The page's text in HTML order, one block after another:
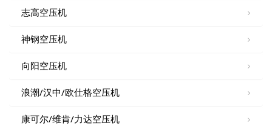
志高空压机
神钢空压机
向阳空压机
浪潮/汉中/欧仕格空压机
康可尔/维肯/力达空压机